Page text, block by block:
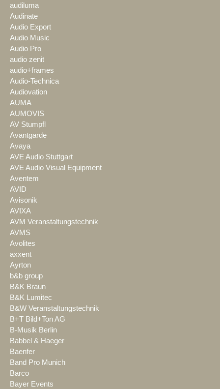
audiluma
Audinate
Audio Export
Audio Music
Audio Pro
audio zenit
audio+frames
Audio-Technica
Audiovation
AUMA
AUMOVIS
AV Stumpfl
Avantgarde
Avaya
AVE Audio Stuttgart
AVE Audio Visual Equipment
Aventem
AVID
Avisonik
AVIXA
AVM Veranstaltungstechnik
AVMS
Avolites
axxent
Ayrton
b&b group
B&K Braun
B&K Lumitec
B&W Veranstaltungstechnik
B+T Bild+Ton AG
B-Musik Berlin
Babbel & Haeger
Baenfer
Band Pro Munich
Barco
Bayer Events